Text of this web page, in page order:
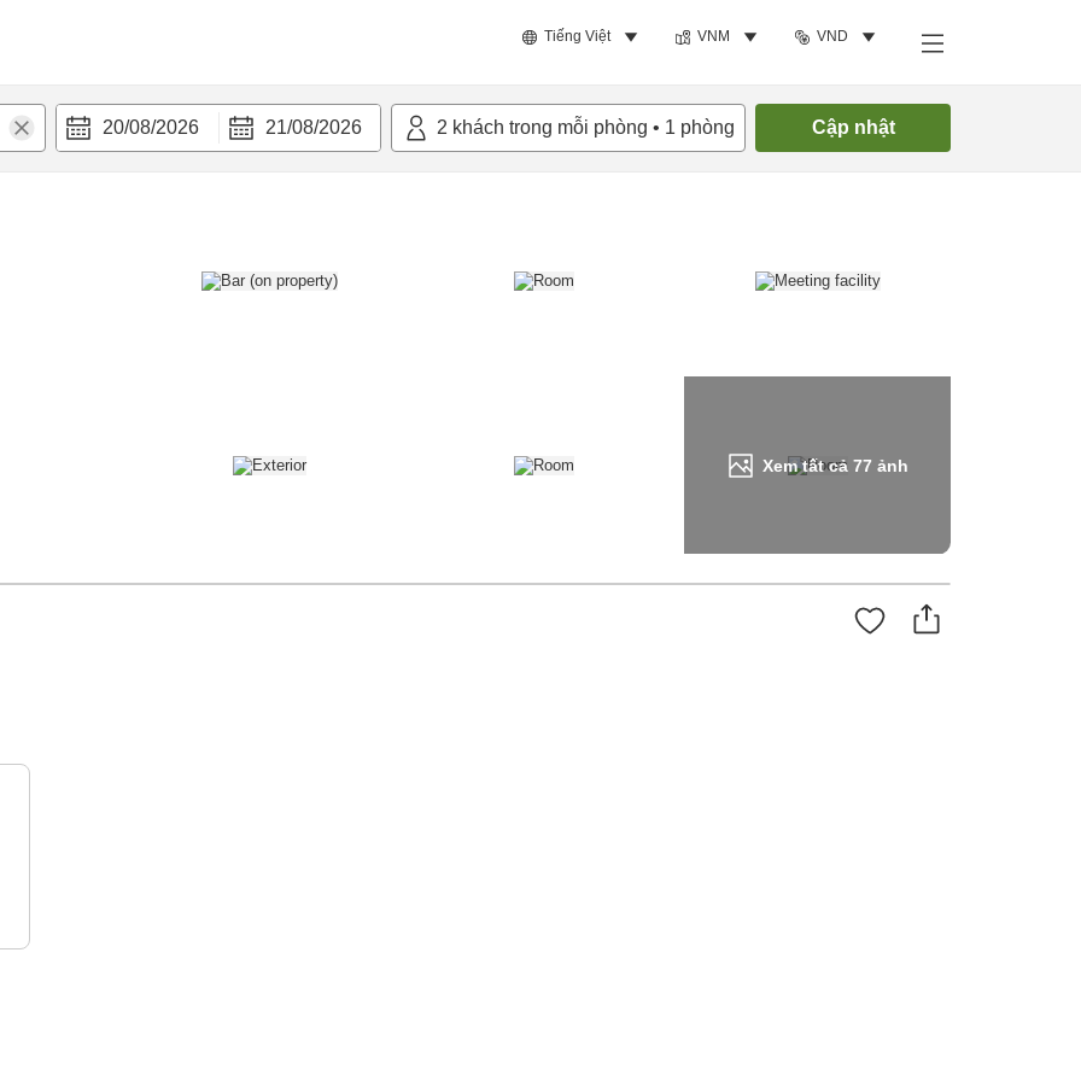
Tiếng Việt VNM VND
20/08/2026 21/08/2026 2 khách trong mỗi phòng • 1 phòng Cập nhật
Xem tất cả77 ảnh
nghi Tìm phòng trống